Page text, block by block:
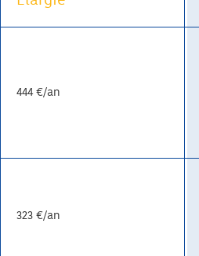
444 €/an
323 €/an